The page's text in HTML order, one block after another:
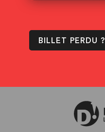
BILLET PERDU ?